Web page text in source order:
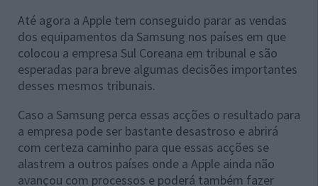
Até agora a Apple tem conseguido parar as vendas
dos equipamentos da Samsung nos países em que
colocou a empresa Sul Coreana em tribunal e são
esperadas para breve algumas decisões importantes
desses mesmos tribunais.
Caso a Samsung perca essas acções o resultado para
a empresa pode ser bastante desastroso e abrirá
com certeza caminho para que essas acções se
alastrem a outros países onde a Apple ainda não
avançou com processos e poderá também fazer